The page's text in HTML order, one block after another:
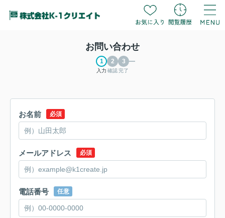
お問い合わせ
入力 確認完了
お名前 必須
メールアドレス 必須
電話番号 任意